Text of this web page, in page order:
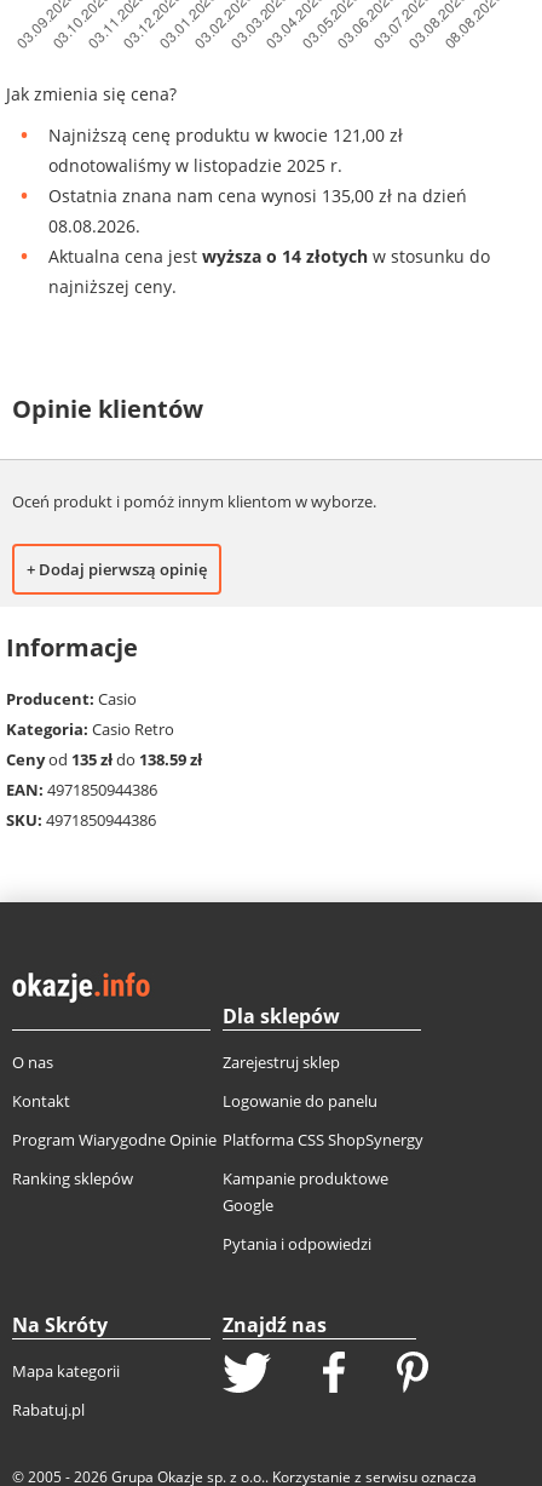
Jak zmienia się cena?
Najniższą cenę produktu w kwocie 121,00 zł
odnotowaliśmy w listopadzie 2025 r.
Ostatnia znana nam cena wynosi 135,00 zł na dzień
08.08.2026.
Aktualna cena jest wyższa o 14 złotych w stosunku do
najniższej ceny.
Opinie klientów
Oceń produkt i pomóż innym klientom w wyborze.
+ Dodaj pierwszą opinię
Informacje
Producent: Casio
Kategoria: Casio Retro
Cenyod 135 złdo 138.59 zł
EAN: 4971850944386
SKU: 4971850944386
O nas
Kontakt
Program Wiarygodne Opinie
Ranking sklepów
Dla sklepów
Zarejestruj sklep
Logowanie do panelu
Platforma CSS ShopSynergy
Kampanie produktowe
Google
Pytania i odpowiedzi
Na Skróty
Mapa kategorii
Rabatuj.pl
Znajdź nas
© 2005 - 2026Grupa Okazje sp. z o.o.. Korzystanie z serwisu oznacza